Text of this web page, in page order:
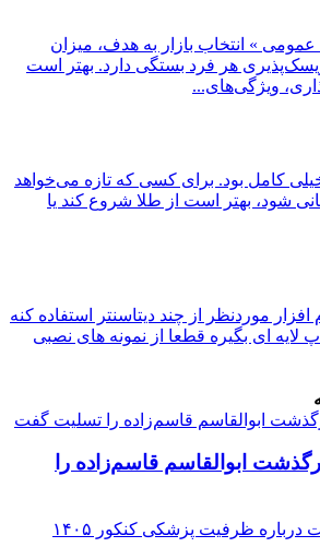
» انتخاب بازار به هدف، میزان
هر فرد بستگی دارد. بهتر است
ویژگی‌های...
کامل بود. برای کسی که تازه می‌خواهد
شود، بهتر است از طلا شروع کند یا
موردنظر از چند دیتاسنتر استفاده کنه
لایه ای بگیره قطعا از نمونه های نصبی
ابوالقاسم قاسم‌زاده را